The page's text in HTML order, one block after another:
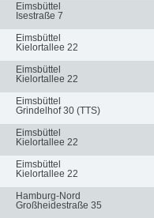
Eimsbüttel
Isestraße 7
Eimsbüttel
Kielortallee 22
Eimsbüttel
Kielortallee 22
Eimsbüttel
Grindelhof 30 (TTS)
Eimsbüttel
Kielortallee 22
Eimsbüttel
Kielortallee 22
Hamburg-Nord
Großheidestraße 35